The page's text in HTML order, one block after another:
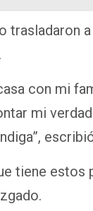
trasladaron
con mi
mi
tiene estos